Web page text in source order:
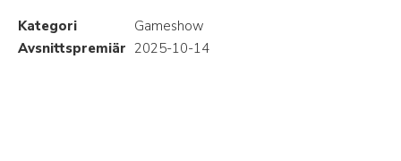
Kategori
Gameshow
Avsnittspremiär 2025-10-14